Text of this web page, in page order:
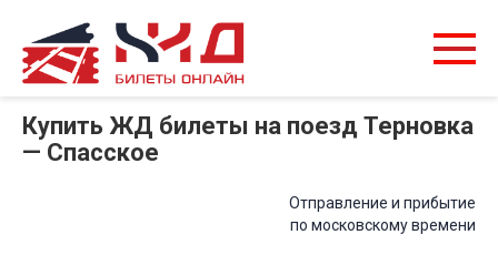
Купить ЖД билеты на поезд Терновка
— Спасское
Отправление и прибытие
по московскому времени